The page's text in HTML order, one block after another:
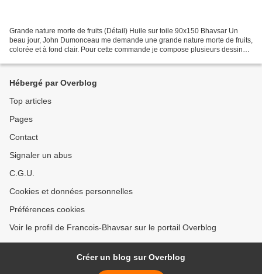
Grande nature morte de fruits (Détail) Huile sur toile 90x150 Bhavsar Un
beau jour, John Dumonceau me demande une grande nature morte de fruits,
colorée et à fond clair. Pour cette commande je compose plusieurs dessins
Hébergé par Overblog
Top articles
Pages
Contact
Signaler un abus
C.G.U.
Cookies et données personnelles
Préférences cookies
Voir le profil de Francois-Bhavsar sur le portail Overblog
Créer un blog sur Overblog